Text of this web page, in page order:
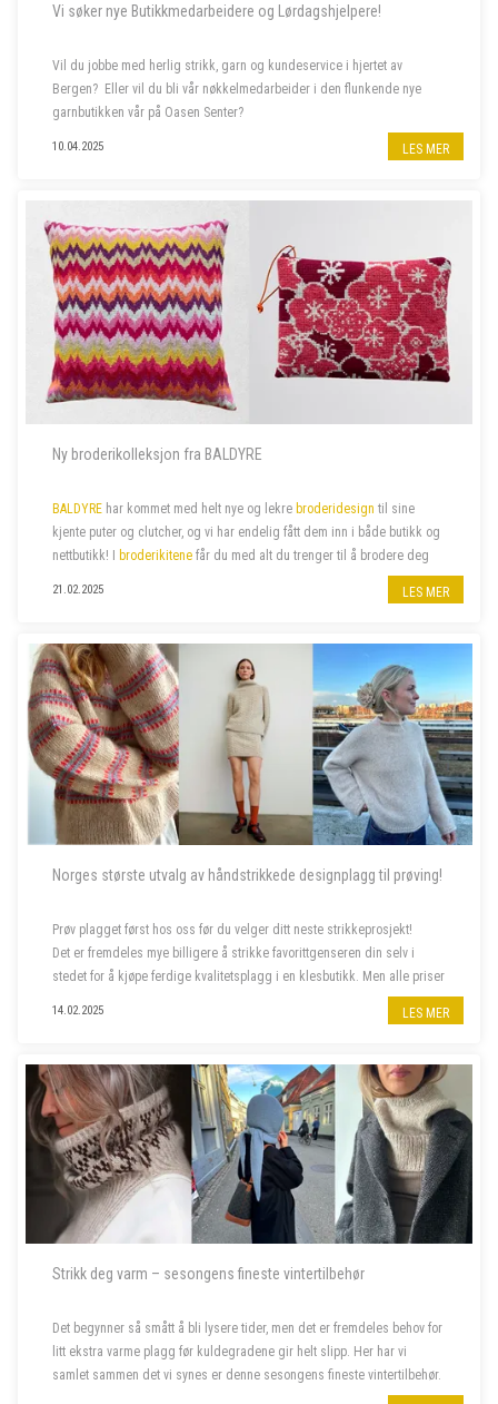
Vi søker nye Butikkmedarbeidere og Lørdagshjelpere!
Vil du jobbe med herlig strikk, garn og kundeservice i hjertet av
Bergen? Eller vil du bli vår nøkkelmedarbeider i den flunkende nye
garnbutikken vår på Oasen Senter?
Vi søker to nye butikkmedarbeidere i 100 % stilling, og lørdagshjelp til
10.04.2025 LES MER
Ny broderikolleksjon fra BALDYRE
BALDYRE har kommet med helt nye og lekre broderidesign til sine
kjente puter og clutcher, og vi har endelig fått dem inn i både butikk og
nettbutikk! I broderikitene får du med alt du trenger til å brodere deg
21.02.2025 LES MER
Norges største utvalg av håndstrikkede designplagg til prøving!
Prøv plagget først hos oss før du velger ditt neste strikkeprosjekt!
Det er fremdeles mye billigere å strikke favorittgenseren din selv i
stedet for å kjøpe ferdige kvalitetsplagg i en klesbutikk. Men alle priser
14.02.2025 LES MER
Strikk deg varm – sesongens fineste vintertilbehør
Det begynner så smått å bli lysere tider, men det er fremdeles behov for
litt ekstra varme plagg før kuldegradene gir helt slipp. Her har vi
samlet sammen det vi synes er denne sesongens fineste vintertilbehør.